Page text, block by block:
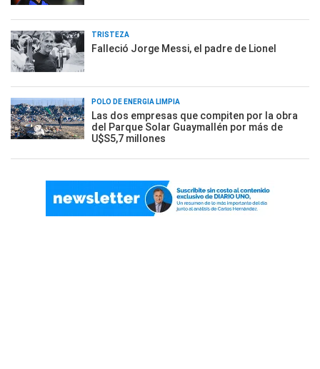
TRISTEZA
Falleció Jorge Messi, el padre de Lionel
POLO DE ENERGÍA LIMPIA
Las dos empresas que compiten por la obra
del Parque Solar Guaymallén por más de
U$S5,7 millones